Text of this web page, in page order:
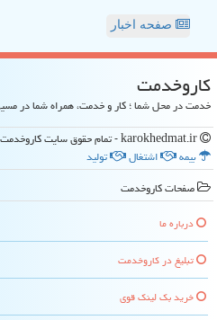
صفحه اخبار
كاروخدمت
خدمت در محل شما ؛ کار و خدمت، همراه شما در
بیمه
اشتغال
تولید
صفحات كاروخدمت
درباره ما
تبلیغ در كاروخدمت
خرید بک لینک قوی